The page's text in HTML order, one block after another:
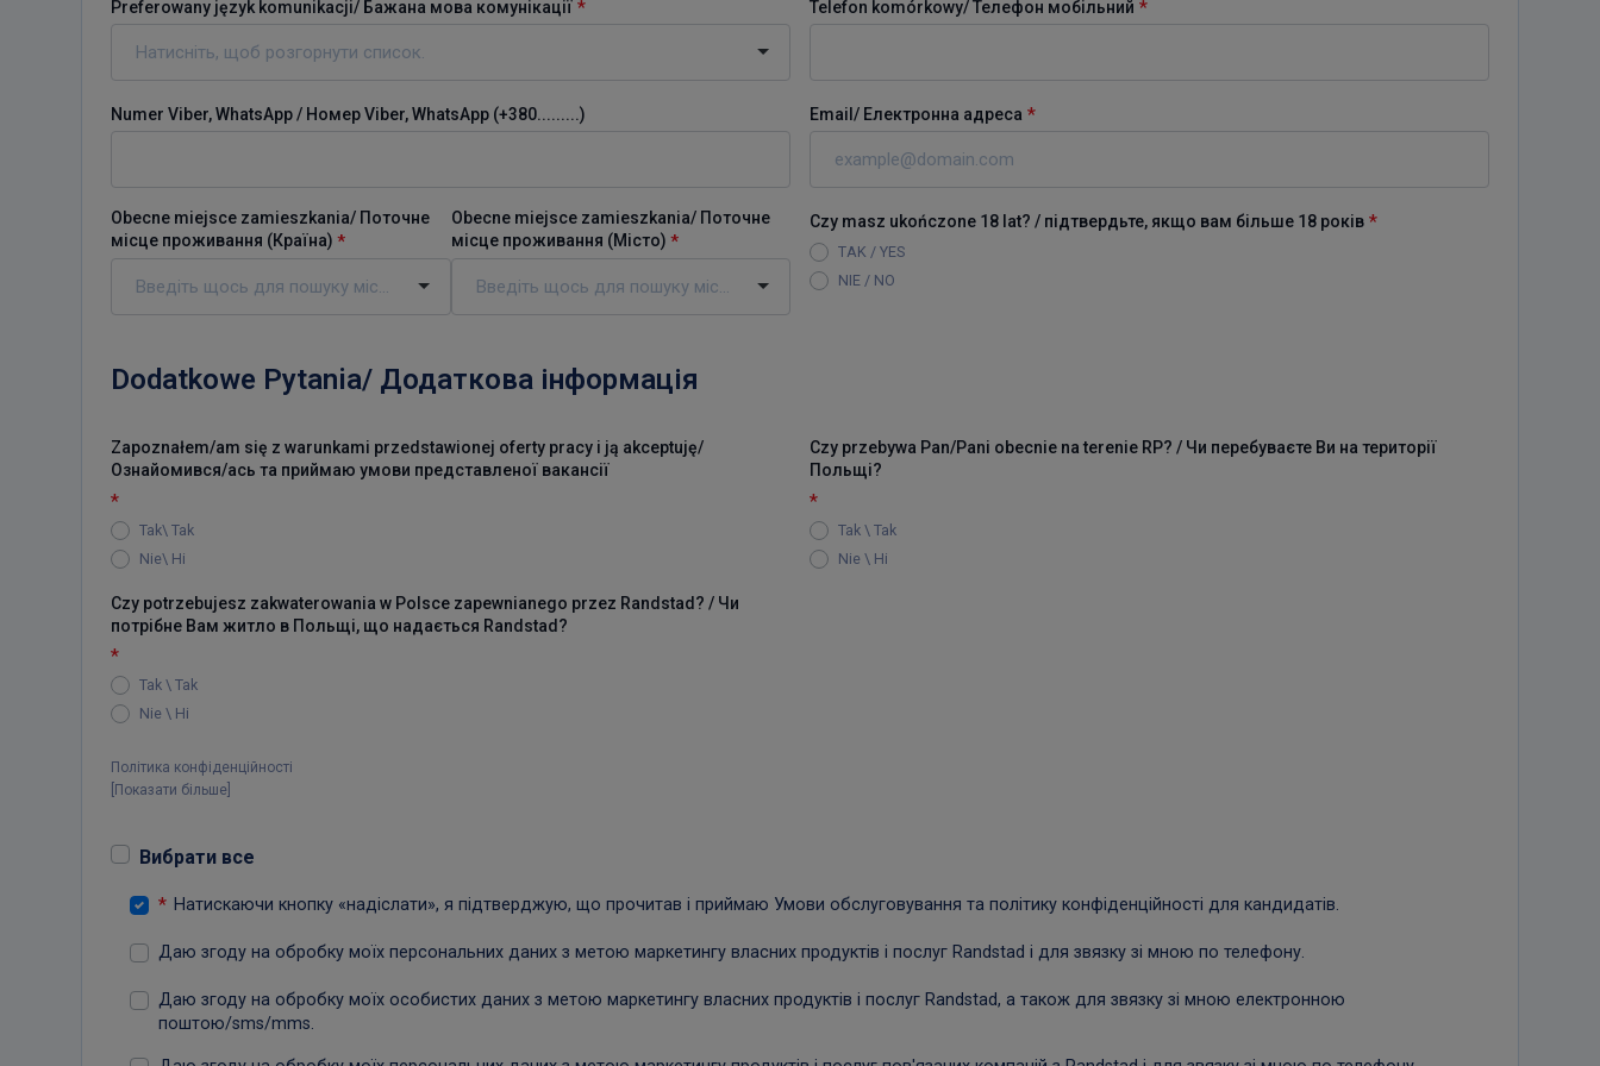
Preferowany język komunikacji/ Бажана мова комунікації * Telefon komórkowy/ Телефон мобільний *
Numer Viber, WhatsApp / Номер Viber, WhatsApp (+380.........) Email/ Eлектронна адреса *
Obecne miejsce zamieszkania/ Поточне
місце проживання (Країна) *
Obecne miejsce zamieszkania/ Поточне
місце проживання (Місто) *
Czy masz ukończone 18 lat? / підтвердьте, якщо вам більше 18 років *
TAK / YES
NIE / NO
Dodatkowe Pytania/ Додаткова інформація
Zapoznałem/am się z warunkami przedstawionej oferty pracy i ją akceptuję/
Ознайомився/acь та приймаю умови представленої вакансії
*
Tak\ Tak
Nie\ Нi
Czy przebywa Pan/Pani obecnie na terenie RP? / Чи перебуваєте Ви на території
Польщі?
*
Tak \ Tak
Nie \ Нi
Czy potrzebujesz zakwaterowania w Polsce zapewnianego przez Randstad? / Чи
потрібне Вам житло в Польщі, що надається Randstad?
*
Tak \ Tak
Nie \ Нi
Політика конфіденційності
Показати більше
Вибрати все
* Натискаючи кнопку «надіслати», я підтверджую, що прочитав і приймаю Умови обслуговування та політику конфіденційності для кандидатів.
Даю згоду на обробку моїх персональних даних з метою маркетингу власних продуктів і послуг Randstad і для звязку зі мною по телефону.
Даю згоду на обробку моїх особистих даних з метою маркетингу власних продуктів і послуг Randstad, а також для звязку зі мною електронною
поштою/sms/mms.